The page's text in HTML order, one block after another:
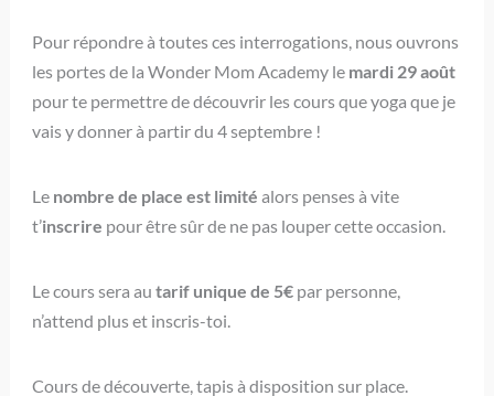
Pour répondre à toutes ces interrogations, nous ouvrons
les portes de la Wonder Mom Academy le mardi 29 août
pour te permettre de découvrir les cours que yoga que je
vais y donner à partir du 4 septembre !
Lenombre de place est limité alors penses à vite
t’inscrire pour être sûr de ne pas louper cette occasion.
Le cours sera au tarif unique de 5€par personne,
n’attend plus et inscris-toi.
Cours de découverte, tapis à disposition sur place.